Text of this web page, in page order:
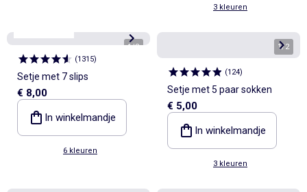
3 kleuren
1/8
(1315)
Setje met 7 slips
€ 8,00
In winkelmandje
6 kleuren
1/2
(124)
Setje met 5 paar sokken
€ 5,00
In winkelmandje
3 kleuren